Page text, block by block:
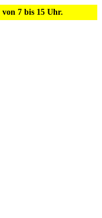
von 7 bis 15 Uhr.